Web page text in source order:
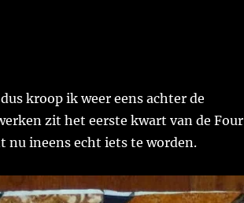
kroop ik weer eens achter de
zit het eerste kwart van de Four
ineens echt iets te worden.